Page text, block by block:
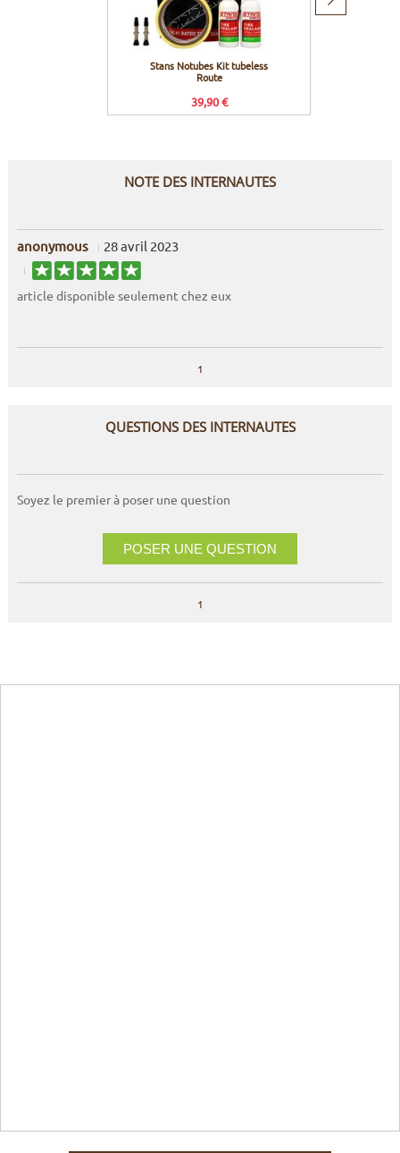
Stans Notubes Kit tubeless
Route
39,90 €
NOTE DES INTERNAUTES
anonymous 28 avril 2023
article disponible seulement chez eux
1
QUESTIONS DES INTERNAUTES
Soyez le premier à poser une question
POSER UNE QUESTION
1